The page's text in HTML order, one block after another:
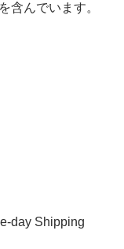
含んでいます。
day Shipping